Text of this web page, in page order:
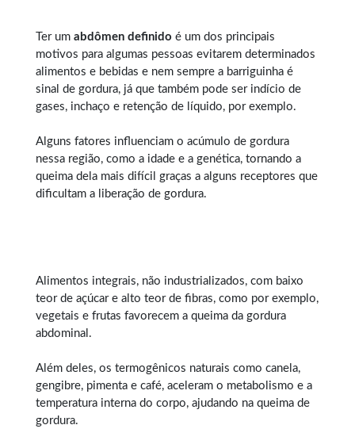
Ter um abdômen definido é um dos principais
motivos para algumas pessoas evitarem determinados
alimentos e bebidas e nem sempre a barriguinha é
sinal de gordura, já que também pode ser indício de
gases, inchaço e retenção de líquido, por exemplo.
Alguns fatores influenciam o acúmulo de gordura
nessa região, como a idade e a genética, tornando a
queima dela mais difícil graças a alguns receptores que
dificultam a liberação de gordura.
Alimentos integrais, não industrializados, com baixo
teor de açúcar e alto teor de fibras, como por exemplo,
vegetais e frutas favorecem a queima da gordura
abdominal.
Além deles, os termogênicos naturais como canela,
gengibre, pimenta e café, aceleram o metabolismo e a
temperatura interna do corpo, ajudando na queima de
gordura.